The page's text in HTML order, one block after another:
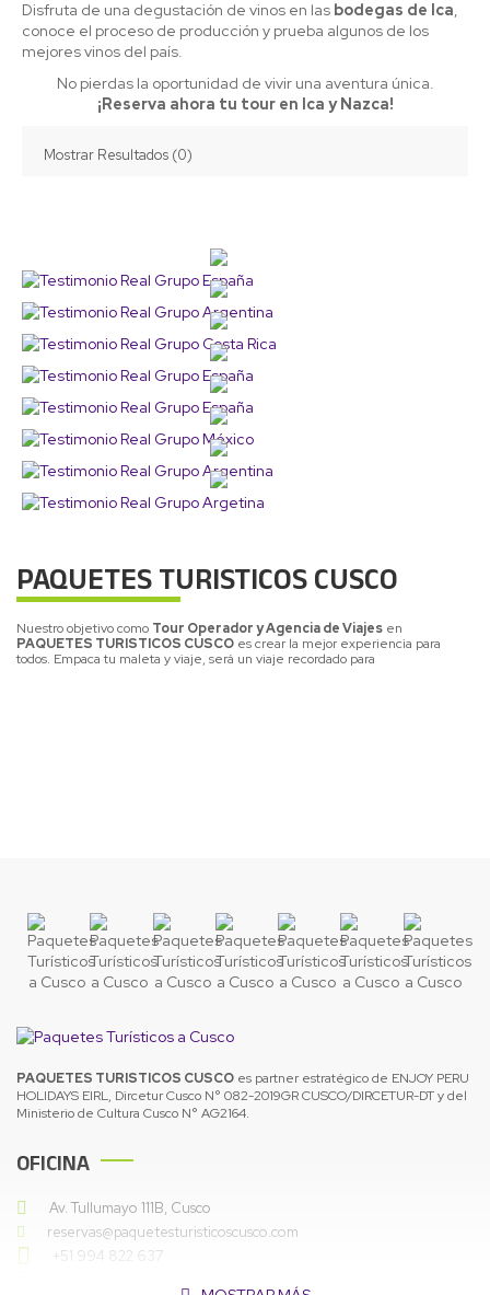
Disfruta de una degustación de vinos en las bodegas de Ica,
conoce el proceso de producción y prueba algunos de los
mejores vinos del país.
No pierdas la oportunidad de vivir una aventura única.
¡Reserva ahora tu tour en Ica y Nazca!
Mostrar Resultados (0)
PAQUETES TURISTICOS CUSCO
Nuestro objetivo como Tour Operador y Agencia de Viajes en
PAQUETES TURISTICOS CUSCO es crear la mejor experiencia para
todos. Empaca tu maleta y viaje, será un viaje recordado para
PAQUETES TURISTICOS CUSCO es partner estratégico de ENJOY PERU
HOLIDAYS EIRL, Dircetur Cusco N° 082-2019GR CUSCO/DIRCETUR-DT y del
Ministerio de Cultura Cusco N° AG2164.
OFICINA
Av. Tullumayo 111B, Cusco
reservas@paquetesturisticoscusco.com
+51 994 822 637